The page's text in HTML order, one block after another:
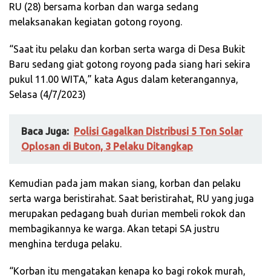
RU (28) bersama korban dan warga sedang
melaksanakan kegiatan gotong royong.
“Saat itu pelaku dan korban serta warga di Desa Bukit
Baru sedang giat gotong royong pada siang hari sekira
pukul 11.00 WITA,” kata Agus dalam keterangannya,
Selasa (4/7/2023)
Baca Juga: Polisi Gagalkan Distribusi 5 Ton Solar
Oplosan di Buton, 3 Pelaku Ditangkap
Kemudian pada jam makan siang, korban dan pelaku
serta warga beristirahat. Saat beristirahat, RU yang juga
merupakan pedagang buah durian membeli rokok dan
membagikannya ke warga. Akan tetapi SA justru
menghina terduga pelaku.
“Korban itu mengatakan kenapa ko bagi rokok murah,